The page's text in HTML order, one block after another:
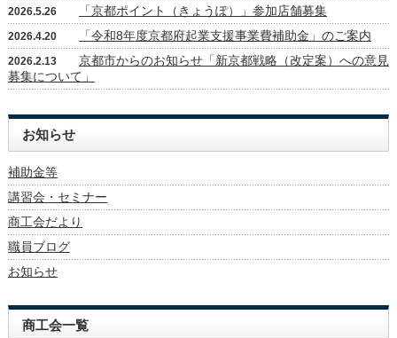
2026.5.26 「京都ポイント（きょうぽ）」参加店舗募集
2026.4.20 「令和8年度京都府起業支援事業費補助金」のご案内
2026.2.13
京都市からのお知らせ「新京都戦略（改定案）への意見
募集について」
お知らせ
補助金等
講習会・セミナー
商工会だより
職員ブログ
お知らせ
商工会一覧